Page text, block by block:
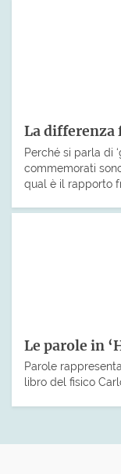
La differenza
Perché si parla di
commemorati
qual è il rapporto
Le parole in
Parole
libro del fisico